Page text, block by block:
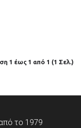
1 έως 1 από 1 (1 Σελ.)
το 1979